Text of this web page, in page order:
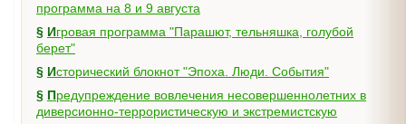
программа на 8 и 9 августа
§ Игровая программа "Парашют, тельняшка, голубой
берет"
§
Исторический блокнот "Эпоха. Люди. События"
§ Предупреждение вовлечения несовершеннолетних в
диверсионно-террористическую и экстремистскую